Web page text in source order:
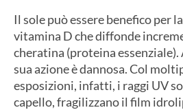
Il sole può essere benefico per
vitamina D che diffonde
cheratina (proteina
sua azione è dannosa. Col
esposizioni, infatti, i raggi UV
capello, fragilizzano il film